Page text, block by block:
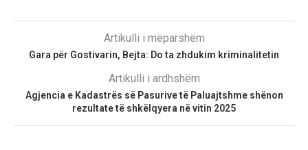
Artikulli i mëparshëm
Gara për Gostivarin, Bejta: Do ta zhdukim kriminalitetin
Artikulli i ardhshëm
Agjencia e Kadastrës së Pasurive të Paluajtshme shënon
rezultate të shkëlqyera në vitin 2025